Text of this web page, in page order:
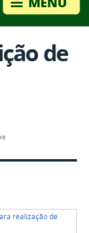
de
realização de